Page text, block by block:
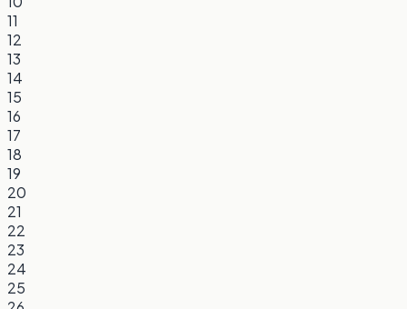
11
12
13
14
15
16
17
18
19
20
21
22
23
24
25